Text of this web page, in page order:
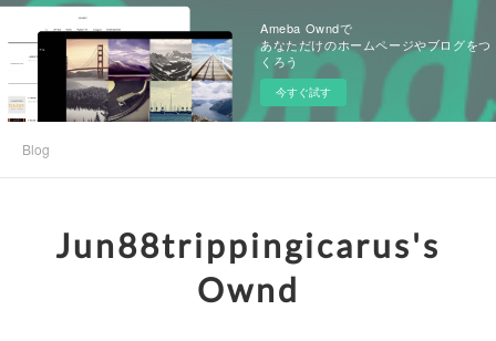
Ameba Owndで
あなただけのホームページやブログをつ
くろう
今すぐ試す
Blog
Jun88trippingicarus's
Ownd